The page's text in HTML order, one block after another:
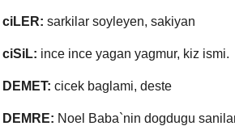
ciLER: sarkilar soyleyen, sakiyan
ciSiL: ince ince yagan yagmur, kiz ismi.
DEMET: cicek baglami, deste
DEMRE: Noel Baba`nin dogdugu